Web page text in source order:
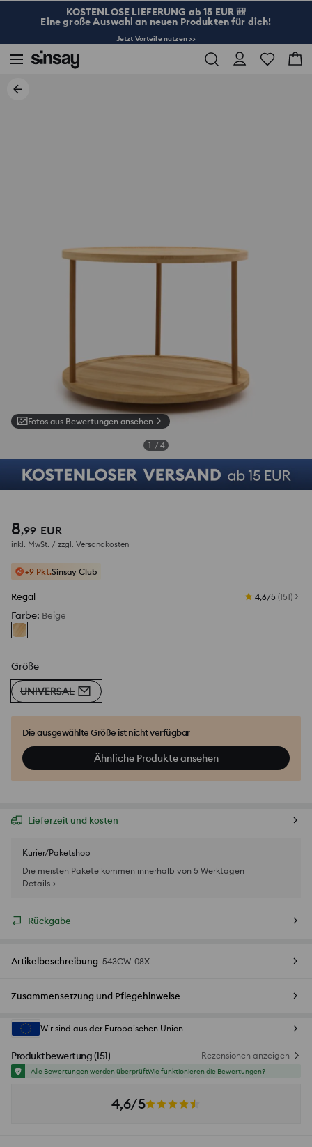
KOSTENLOSE LIEFERUNG ab 15 EUR 🎒
Eine große Auswahl an neuen Produkten für dich!
Jetzt Vorteile nutzen >>
Fotos aus Bewertungen ansehen
1 / 4
8,99 EUR
inkl. MwSt. / zzgl. Versandkosten
+9 Pkt.Sinsay Club
Regal 4,6/5 (151)
Farbe: Beige
Größe
UNIVERSAL
Die ausgewählte Größe ist nicht verfügbar
Ähnliche Produkte ansehen
Lieferzeit und kosten
Kurier/Paketshop
Die meisten Pakete kommen innerhalb von 5 Werktagen
Details >
Rückgabe
Artikelbeschreibung 543CW-08X
Zusammensetzung und Pflegehinweise
Wir sind aus der Europäischen Union
Produktbewertung(151) Rezensionen anzeigen
Alle Bewertungen werden überprüftWie funktionieren die Bewertungen?
4,6/5